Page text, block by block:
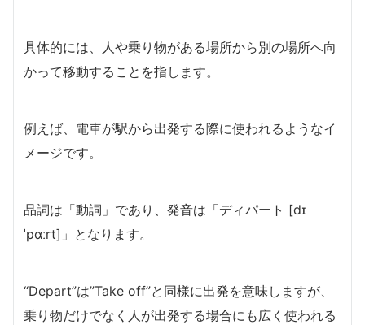
具体的には、人や乗り物がある場所から別の場所へ向
かって移動することを指します。
例えば、電車が駅から出発する際に使われるようなイ
メージです。
品詞は「動詞」であり、発音は「ディパート [dɪ
ˈpɑːrt]」となります。
“Depart”は”Take off”と同様に出発を意味しますが、
乗り物だけでなく人が出発する場合にも広く使われる